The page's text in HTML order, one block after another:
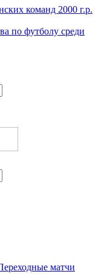
команд 2000 г.р.
по футболу среди
матчи